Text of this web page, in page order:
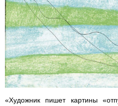
«Художник пишет картины